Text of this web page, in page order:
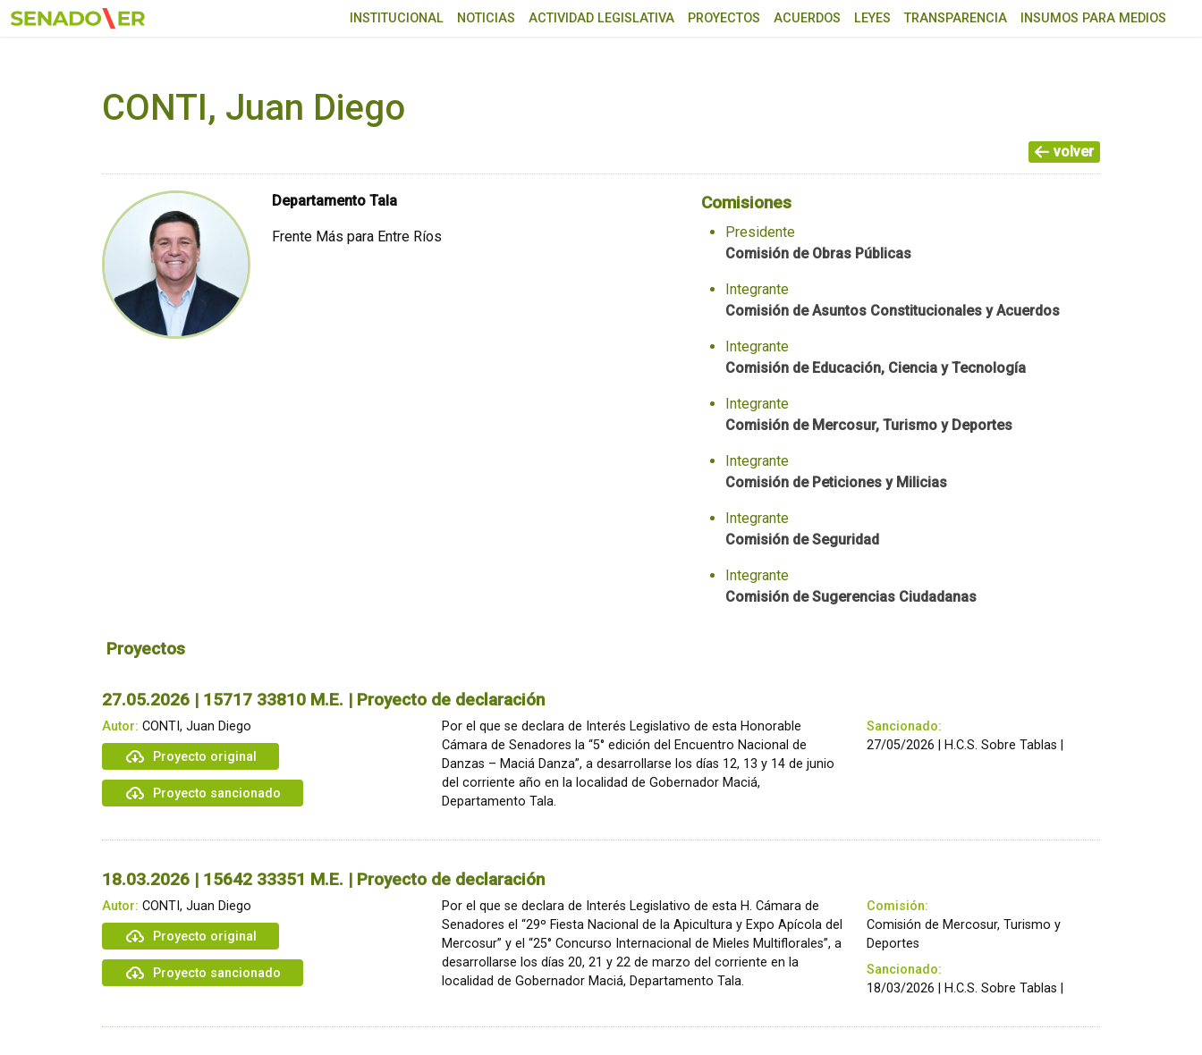
Ir al menú principal
INSTITUCIONAL NOTICIAS ACTIVIDAD LEGISLATIVA PROYECTOS ACUERDOS LEYES TRANSPARENCIA INSUMOS PARA MEDIOS
CONTI, Juan Diego
volver
Departamento Tala
Frente Más para Entre Ríos
Comisiones
Presidente
Comisión de Obras Públicas
Integrante
Comisión de Asuntos Constitucionales y Acuerdos
Integrante
Comisión de Educación, Ciencia y Tecnología
Integrante
Comisión de Mercosur, Turismo y Deportes
Integrante
Comisión de Peticiones y Milicias
Integrante
Comisión de Seguridad
Integrante
Comisión de Sugerencias Ciudadanas
Proyectos
27.05.2026 | 15717 33810 M.E. | Proyecto de declaración
Autor: CONTI, Juan Diego
Proyecto original
Proyecto sancionado
Por el que se declara de Interés Legislativo de esta Honorable
Cámara de Senadores la “5° edición del Encuentro Nacional de
Danzas – Maciá Danza”, a desarrollarse los días 12, 13 y 14 de junio
del corriente año en la localidad de Gobernador Maciá,
Departamento Tala.
Sancionado:
27/05/2026 | H.C.S. Sobre Tablas |
18.03.2026 | 15642 33351 M.E. | Proyecto de declaración
Autor: CONTI, Juan Diego
Proyecto original
Proyecto sancionado
Por el que se declara de Interés Legislativo de esta H. Cámara de
Senadores el “29º Fiesta Nacional de la Apicultura y Expo Apícola del
Mercosur” y el “25° Concurso Internacional de Mieles Multiflorales”, a
desarrollarse los días 20, 21 y 22 de marzo del corriente en la
localidad de Gobernador Maciá, Departamento Tala.
Comisión:
Comisión de Mercosur, Turismo y
Deportes
Sancionado:
18/03/2026 | H.C.S. Sobre Tablas |